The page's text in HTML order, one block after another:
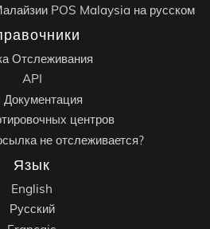
POS Malaysia на русском
Отслеживания
API
Документация
центров
не отслеживается?
Язык
English
Русский